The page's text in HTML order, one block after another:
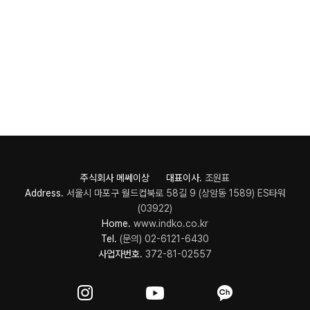
주식회사 메쎄이상 대표이사. 조원표
Address. 서울시 마포구 월드컵북로 58길 9 (상암동 1589) ES타워
(03922)
Home. www.indko.co.kr
Tel. (문의) 02-6121-6430
사업자번호. 372-81-02557